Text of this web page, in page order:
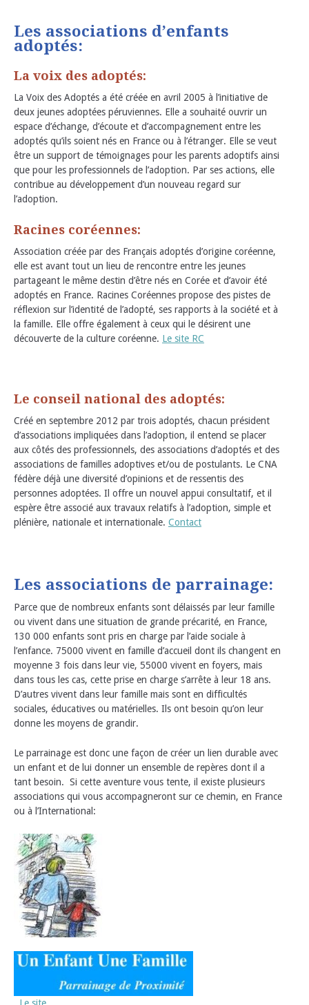
Les associations d’enfants
adoptés:
La voix des adoptés:
La Voix des Adoptés a été créée en avril 2005 à l’initiative de
deux jeunes adoptées péruviennes. Elle a souhaité ouvrir un
espace d’échange, d’écoute et d’accompagnement entre les
adoptés qu’ils soient nés en France ou à l’étranger. Elle se veut
être un support de témoignages pour les parents adoptifs ainsi
que pour les professionnels de l’adoption. Par ses actions, elle
contribue au développement d’un nouveau regard sur
l’adoption.
Racines coréennes:
Association créée par des Français adoptés d’origine coréenne,
elle est avant tout un lieu de rencontre entre les jeunes
partageant le même destin d’être nés en Corée et d’avoir été
adoptés en France. Racines Coréennes propose des pistes de
réflexion sur l’identité de l’adopté, ses rapports à la société et à
la famille. Elle offre également à ceux qui le désirent une
découverte de la culture coréenne. Le site RC
Le conseil national des adoptés:
Créé en septembre 2012 par trois adoptés, chacun président
d’associations impliquées dans l’adoption, il entend se placer
aux côtés des professionnels, des associations d’adoptés et des
associations de familles adoptives et/ou de postulants. Le CNA
fédère déjà une diversité d’opinions et de ressentis des
personnes adoptées. Il offre un nouvel appui consultatif, et il
espère être associé aux travaux relatifs à l’adoption, simple et
plénière, nationale et internationale. Contact
Les associations de parrainage:
Parce que de nombreux enfants sont délaissés par leur famille
ou vivent dans une situation de grande précarité, en France,
130 000 enfants sont pris en charge par l’aide sociale à
l’enfance. 75000 vivent en famille d’accueil dont ils changent en
moyenne 3 fois dans leur vie, 55000 vivent en foyers, mais
dans tous les cas, cette prise en charge s’arrête à leur 18 ans.
D’autres vivent dans leur famille mais sont en difficultés
sociales, éducatives ou matérielles. Ils ont besoin qu’on leur
donne les moyens de grandir.
Le parrainage est donc une façon de créer un lien durable avec
un enfant et de lui donner un ensemble de repères dont il a
tant besoin. Si cette aventure vous tente, il existe plusieurs
associations qui vous accompagneront sur ce chemin, en France
ou à l’International: